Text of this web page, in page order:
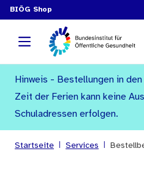
BIÖG Shop
Hinweis - Bestellungen in
Zeit der Ferien kann keine
Schuladressen erfolgen.
Startseite Services